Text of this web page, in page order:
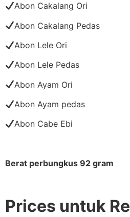
Abon Cakalang Ori
Abon Cakalang Pedas
Abon Lele Ori
Abon Lele Pedas
Abon Ayam Ori
Abon Ayam pedas
Abon Cabe Ebi
Berat perbungkus 92 gram
Prices untuk